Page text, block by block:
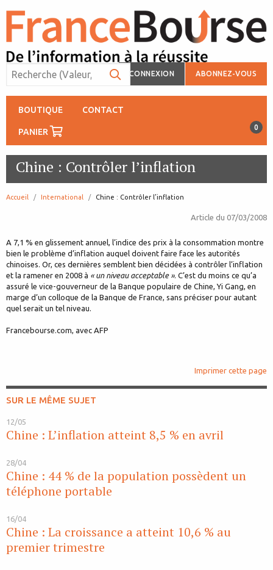
CONNEXION ABONNEZ-VOUS
BOUTIQUE CONTACT
PANIER 0
Chine : Contrôler l’inflation
Accueil International page:
Chine : Contrôler l’inflation
Article du 07/03/2008
A 7,1 % en glissement annuel, l’indice des prix à la consommation montre
bien le problème d’inflation auquel doivent faire face les autorités
chinoises. Or, ces dernières semblent bien décidées à contrôler l’inflation
et la ramener en 2008 à « un niveau acceptable ». C’est du moins ce qu’a
assuré le vice-gouverneur de la Banque populaire de Chine, Yi Gang, en
marge d’un colloque de la Banque de France, sans préciser pour autant
quel serait un tel niveau.
Francebourse.com, avec AFP
Imprimer cette page
SUR LE MÊME SUJET
12/05
Chine : L’inflation atteint 8,5 % en avril
28/04
Chine : 44 % de la population possèdent un
téléphone portable
16/04
Chine : La croissance a atteint 10,6 % au
premier trimestre